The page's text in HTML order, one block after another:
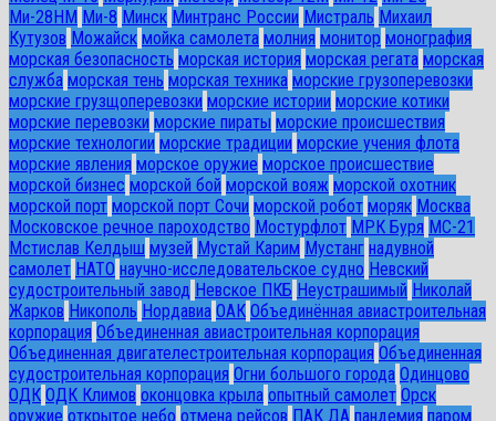
Ми-28HM Ми-8 Минск Минтранс России Мистраль Михаил
Кутузов Можайск мойка самолета молния монитор монография
морская безопасность морская история морская регата морская
служба морская тень морская техника морские грузоперевозки
морские грузщоперевозки морские истории морские котики
морские перевозки морские пираты морские происшествия
морские технологии морские традиции морские учения флота
морские явления морское оружие морское происшествие
морской бизнес морской бой морской вояж морской охотник
морской порт морской порт Сочи морской робот моряк Москва
Московское речное пароходство Мостурфлот МРК Буря МС-21
Мстислав Келдыш музей Мустай Карим Мустанг надувной
самолет НАТО научно-исследовательское судно Невский
судостроительный завод Невское ПКБ Неустрашимый Николай
Жарков Никополь Нордавиа ОАК Объединённая авиастроительная
корпорация Объединенная авиастроительная корпорация
Объединенная двигателестроительная корпорация Объединенная
судостроительная корпорация Огни большого города Одинцово
ОДК ОДК Климов оконцовка крыла опытный самолет Орск
оружие открытое небо отмена рейсов ПАК ДА пандемия паром